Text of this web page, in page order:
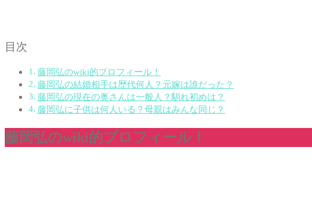
目次
藤岡弘のwiki的プロフィール！
藤岡弘の結婚相手は歴代何人？元嫁は誰だった？
藤岡弘の現在の奥さんは一般人？馴れ初めは？
藤岡弘に子供は何人いる？母親はみんな同じ？
藤岡弘のwiki的プロフィール！